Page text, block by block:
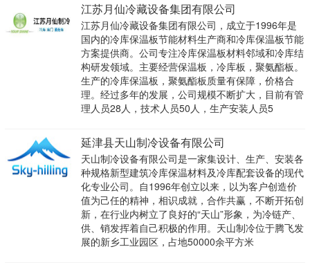
江苏月仙冷藏设备集团有限公司
江苏月仙冷藏设备集团有限公司，成立于1996年是
国内的冷库保温板节能材料生产商和冷库保温板节能
方案提供商。公司专注冷库保温板材料邻域和冷库结
构研发领域。主要经营保温板，冷库板，聚氨酯板。
生产的冷库保温板，聚氨酯板质量有保障，价格合
理。经过多年的发展，公司规模不断扩大，目前有管
理人员28人，技术人员50人，生产安装人员5
延津县天山制冷设备有限公司
天山制冷设备有限公司是一家集设计、生产、安装各
种规格新型建筑冷库保温材料及冷库配套设备的现代
化专业公司。自1996年创立以来，以为客户创造价
值为己任的精神，相识成就，合作共赢，不断开拓创
新，在行业内树立了良好的“天山”形象，为冷链产、
供、销发挥着自己积极的作用。天山制冷位于腾飞发
展的新乡工业园区，占地50000余平方米